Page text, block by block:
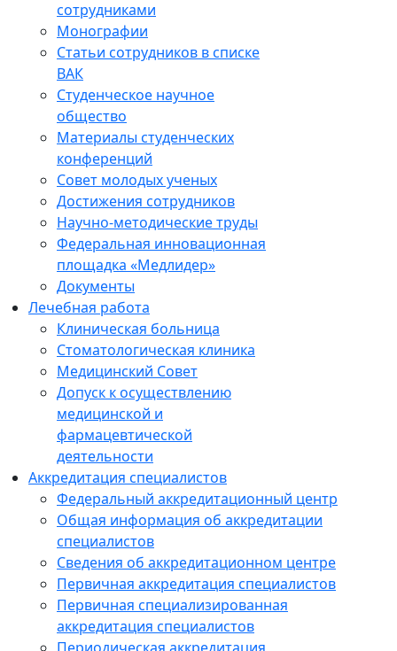
сотрудниками
Монографии
Статьи сотрудников в списке
ВАК
Студенческое научное
общество
Материалы студенческих
конференций
Совет молодых ученых
Достижения сотрудников
Научно-методические труды
Федеральная инновационная
площадка «Медлидер»
Документы
Лечебная работа
Клиническая больница
Стоматологическая клиника
Медицинский Совет
Допуск к осуществлению
медицинской и
фармацевтической
деятельности
Аккредитация специалистов
Федеральный аккредитационный центр
Общая информация об аккредитации
специалистов
Сведения об аккредитационном центре
Первичная аккредитация специалистов
Первичная специализированная
аккредитация специалистов